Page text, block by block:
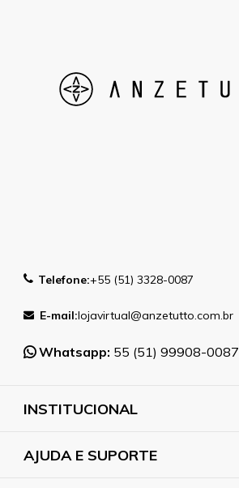
Telefone:+55 (51) 3328-0087
E-mail:lojavirtual@anzetutto.com.br
Whatsapp: 55 (51) 99908-0087
INSTITUCIONAL
AJUDA E SUPORTE